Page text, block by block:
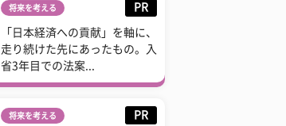
将来を考える PR
「日本経済への貢献」を軸に、
走り続けた先にあったもの。入
省3年目での法案...
将来を考える PR